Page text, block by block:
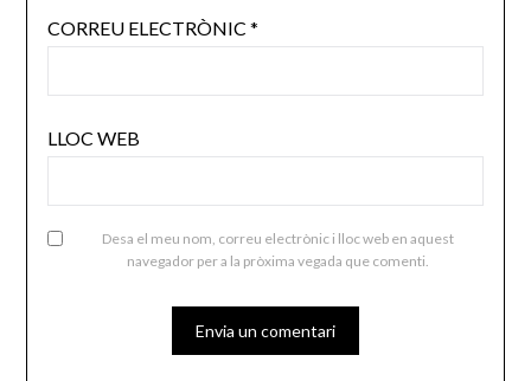
CORREU ELECTRÒNIC *
LLOC WEB
Desa el meu nom, correu electrònic i lloc web en aquest
navegador per a la pròxima vegada que comenti.